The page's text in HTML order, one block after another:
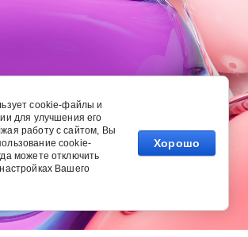
cookie-файлы и
для улучшения его
работу с сайтом, Вы
cookie-
можете отключить
Вашего
Хорошо